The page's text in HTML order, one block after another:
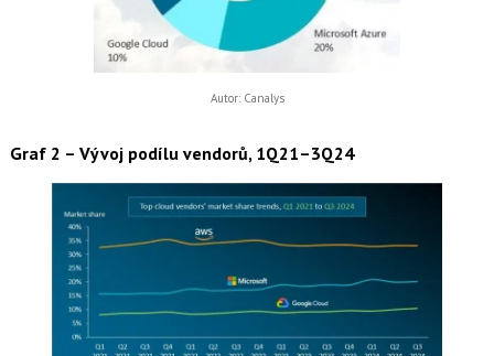
Autor: Canalys
Graf 2 – Vývoj podílu vendorů, 1Q21–3Q24